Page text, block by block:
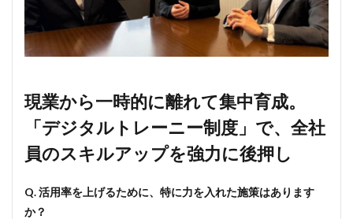
現業から一時的に離れて集中育成。
「デジタルトレーニー制度」で、全社
員のスキルアップを強力に後押し
Q. 活用率を上げるために、特に力を入れた施策はあります
か？